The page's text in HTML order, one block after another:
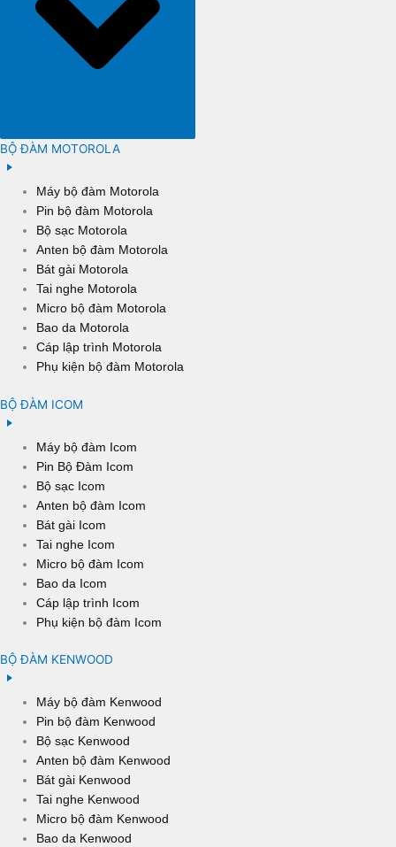
BỘ ĐÀM MOTOROLA
Máy bộ đàm Motorola
Pin bộ đàm Motorola
Bộ sạc Motorola
Anten bộ đàm Motorola
Bát gài Motorola
Tai nghe Motorola
Micro bộ đàm Motorola
Bao da Motorola
Cáp lập trình Motorola
Phụ kiện bộ đàm Motorola
BỘ ĐÀM ICOM
Máy bộ đàm Icom
Pin Bộ Đàm Icom
Bộ sạc Icom
Anten bộ đàm Icom
Bát gài Icom
Tai nghe Icom
Micro bộ đàm Icom
Bao da Icom
Cáp lập trình Icom
Phụ kiện bộ đàm Icom
BỘ ĐÀM KENWOOD
Máy bộ đàm Kenwood
Pin bộ đàm Kenwood
Bộ sạc Kenwood
Anten bộ đàm Kenwood
Bát gài Kenwood
Tai nghe Kenwood
Micro bộ đàm Kenwood
Bao da Kenwood